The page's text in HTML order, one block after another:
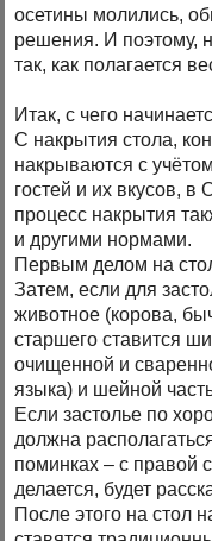
осетины молились,
решения. И поэтому,
так, как полагается
Итак, с чего
С накрытия стола,
накрываются с
гостей и их вкусов, в
процесс накрытия
и другими нормами.
Первым делом на
Затем, если для
животное (корова,
старшего ставится
очищенной и
языка) и шейной
Если застолье по
должна
поминках – с правой
делается, будет
После этого на стол